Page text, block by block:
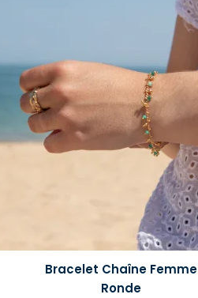
Bracelet Chaîne Femme
Ronde